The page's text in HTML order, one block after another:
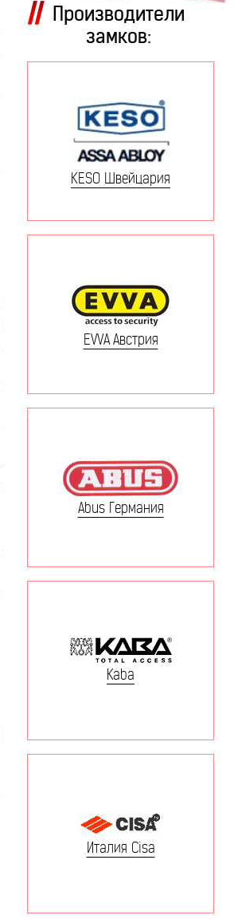
Производители
замков:
KESO Швейцария
EVVA Австрия
Abus Германия
Kaba
Италия Cisa